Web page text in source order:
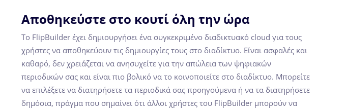
Αποθηκεύστε στο κουτί όλη την ώρα
Το FlipBuilder έχει δημιουργήσει ένα συγκεκριμένο διαδικτυακό cloud για τους
χρήστες να αποθηκεύουν τις δημιουργίες τους στο διαδίκτυο. Είναι ασφαλές και
καθαρό, δεν χρειάζεται να ανησυχείτε για την απώλεια των ψηφιακών
περιοδικών σας και είναι πιο βολικό να το κοινοποιείτε στο διαδίκτυο. Μπορείτε
να επιλέξετε να διατηρήσετε τα περιοδικά σας προηγούμενα ή να τα διατηρήσετε
δημόσια, πράγμα που σημαίνει ότι άλλοι χρήστες του FlipBuilder μπορούν να